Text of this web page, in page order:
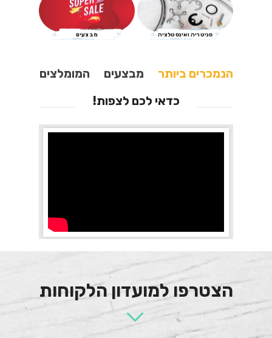
מבצעים סניטריה ואינסטלציה
הנמכרים ביותר מבצעים
המומלצים
כדאי לכם לצפות!
הצטרפו למועדון הלקוחות